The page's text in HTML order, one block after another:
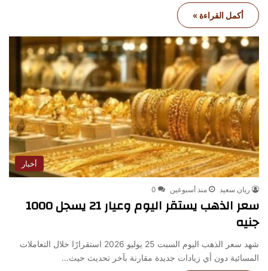
أكمل القراءة »
أخبار
ريان سعيد منذ أسبوعين 0
سعر الذهب يستقر اليوم وعيار 21 يسجل 1000
جنيه
شهد سعر الذهب اليوم السبت 25 يوليو 2026 استقرارًا خلال التعاملات
المسائية دون أي زيادات جديدة مقارنة بآخر تحديث حيث…